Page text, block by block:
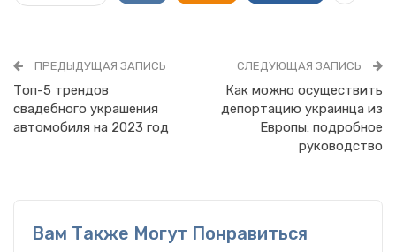
ПРЕДЫДУЩАЯ ЗАПИСЬ
Топ-5 трендов
свадебного украшения
автомобиля на 2023 год
СЛЕДУЮЩАЯ ЗАПИСЬ
Как можно осуществить
депортацию украинца из
Европы: подробное
руководство
Вам Также Могут Понравиться